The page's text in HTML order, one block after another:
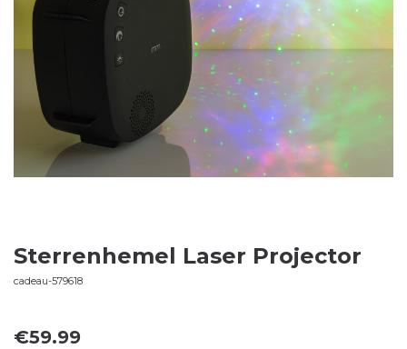
Sterrenhemel Laser Projector
cadeau-579618
€59.99